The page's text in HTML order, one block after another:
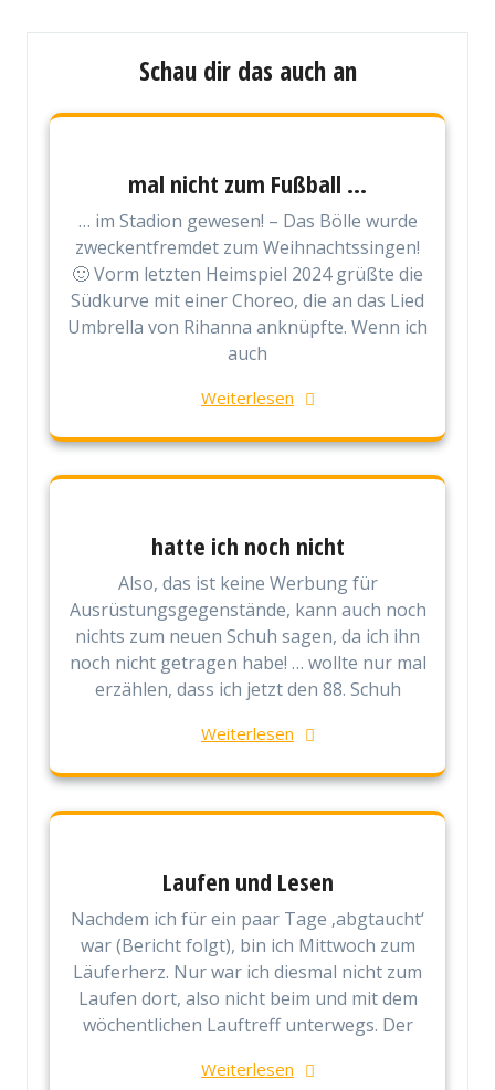
Schau dir das auch an
mal nicht zum Fußball …
… im Stadion gewesen! – Das Bölle wurde
zweckentfremdet zum Weihnachtssingen!
🙂 Vorm letzten Heimspiel 2024 grüßte die
Südkurve mit einer Choreo, die an das Lied
Umbrella von Rihanna anknüpfte. Wenn ich
auch
Weiterlesen
hatte ich noch nicht
Also, das ist keine Werbung für
Ausrüstungsgegenstände, kann auch noch
nichts zum neuen Schuh sagen, da ich ihn
noch nicht getragen habe! … wollte nur mal
erzählen, dass ich jetzt den 88. Schuh
Weiterlesen
Laufen und Lesen
Nachdem ich für ein paar Tage ‚abgtaucht‘
war (Bericht folgt), bin ich Mittwoch zum
Läuferherz. Nur war ich diesmal nicht zum
Laufen dort, also nicht beim und mit dem
wöchentlichen Lauftreff unterwegs. Der
Weiterlesen